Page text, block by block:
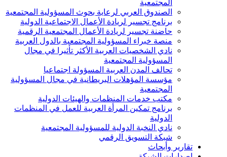
المجتمعية
الصندوق العربي لرعاية بحوث المسؤولية المجتمعية
برنامج تجسير لريادة الأعمال الاجتماعية الدولية
حاضنة تجسير لريادة الأعمال المجتمعية الرقمية
منصة خبراء المسؤولية المجتمعية بالدول العربية
نادي الشخصيات العربية الأكثر تأثيرا في مجال
المسؤولية المجتمعية
تحالف المدن العربية المسؤولة اجتماعيا
مؤسسة المؤهلات البريطانية في مجال المسؤولية
المجتمعية
مكتب خدمات المنظمات والهيئات الدولية
برنامج تمكين المرأة العربية للعمل في المنظمات
الدولية
نادي النخبة الدولية للمسؤولية المجتمعية
شبكة التسويق الرقمي
تقارير وأبحاث